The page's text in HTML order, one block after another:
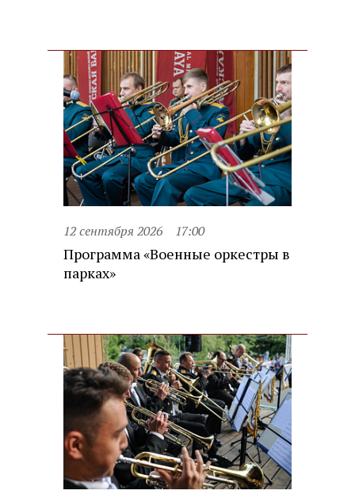
12 сентября 2026 17:00
Программа «Военные оркестры в
парках»